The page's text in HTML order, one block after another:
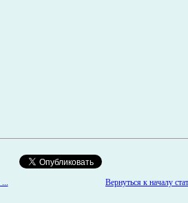
... Вернуться к началу